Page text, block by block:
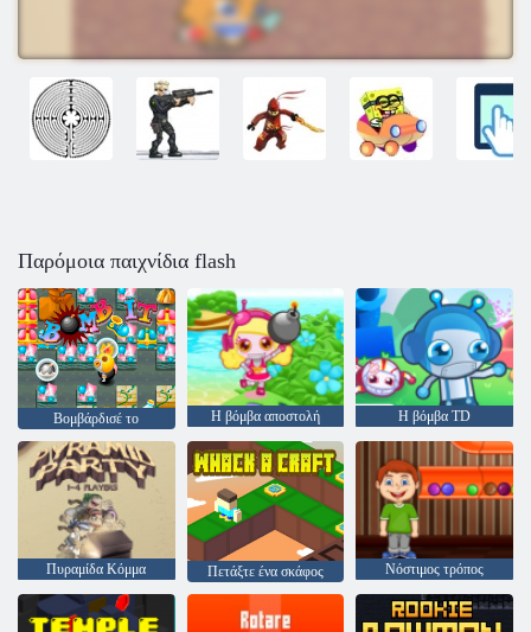
Παρόμοια παιχνίδια flash
Βομβάρδισέ το Η βόμβα αποστολή Η βόμβα TD
Πυραμίδα Κόμμα Πετάξτε ένα σκάφος Νόστιμος τρόπος